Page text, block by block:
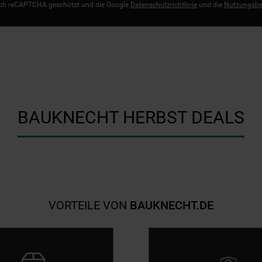
reCAPTCHA geschützt und die Google Datenschutzrichtlinieund die
BAUKNECHT HERBST DEALS
VORTEILE VON BAUKNECHT.DE